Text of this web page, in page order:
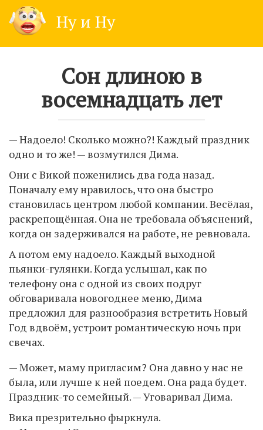
content
Ну и Ну
Сон длиною в
восемнадцать лет
— Надоело! Сколько можно?! Каждый праздник
одно и то же! — возмутился Дима.
Они с Викой поженились два года назад.
Поначалу ему нравилось, что она быстро
становилась центром любой компании. Весёлая,
раскрепощённая. Она не требовала объяснений,
когда он задерживался на работе, не ревновала.
А потом ему надоело. Каждый выходной
пьянки-гулянки. Когда услышал, как по
телефону она с одной из своих подруг
обговаривала новогоднее меню, Дима
предложил для разнообразия встретить Новый
Год вдвоём, устроит романтическую ночь при
свечах.
— Может, маму пригласим? Она давно у нас не
была, или лучше к ней поедем. Она рада будет.
Праздник-то семейный. — Уговаривал Дима.
Вика презрительно фыркнула.